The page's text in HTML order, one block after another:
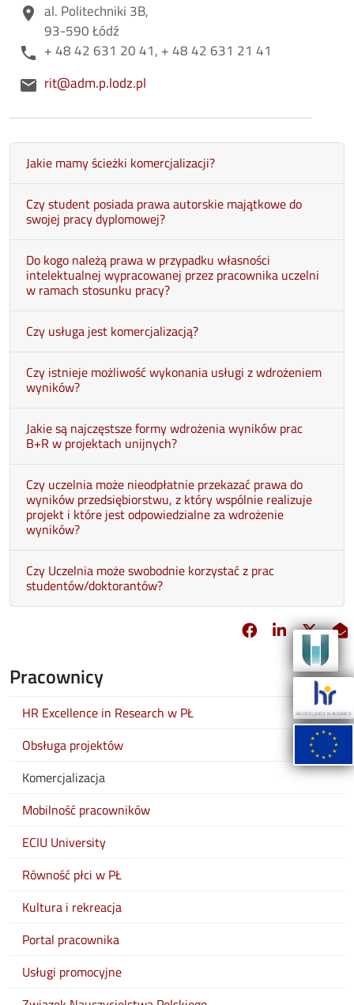
place Adres
al. Politechniki 3B,
93-590 Łódź
phone Telefon
+ 48 42 631 20 41, + 48 42 631 21 41
email E-mail
rit@adm.p.lodz.pl
Jakie mamy ścieżki komercjalizacji?
Czy student posiada prawa autorskie majątkowe do
swojej pracy dyplomowej?
Do kogo należą prawa w przypadku własności
intelektualnej wypracowanej przez pracownika uczelni
w ramach stosunku pracy?
Czy usługa jest komercjalizacją?
Czy istnieje możliwość wykonania usługi z wdrożeniem
wyników?
Jakie są najczęstsze formy wdrożenia wyników prac
B+R w projektach unijnych?
Czy uczelnia może nieodpłatnie przekazać prawa do
wyników przedsiębiorstwu, z który wspólnie realizuje
projekt i które jest odpowiedzialne za wdrożenie
wyników?
Czy Uczelnia może swobodnie korzystać z prac
studentów/doktorantów?
Facebook
opens in new
Linkedin
opens in
X
Pracownicy
HR Excellence in Research w PŁ
Obsługa projektów
Komercjalizacja
Mobilność pracowników
ECIU University
Równość płci w PŁ
Kultura i rekreacja
Portal pracownika
Usługi promocyjne